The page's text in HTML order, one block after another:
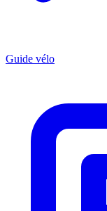
Guide vélo